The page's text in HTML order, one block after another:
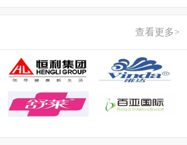
重召开。岱总回想十年前，佳...
查看更多>